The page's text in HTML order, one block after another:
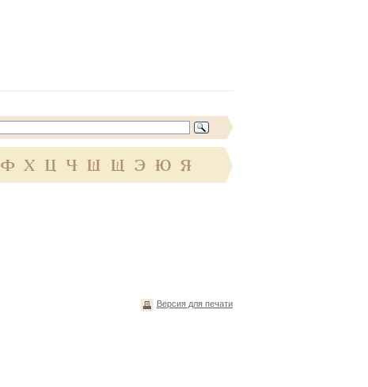
Ф Х Ц Ч Ш Щ Э Ю Я
Версия для печати